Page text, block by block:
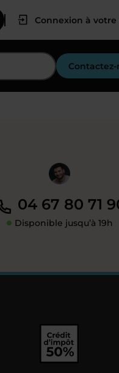
Connexion à votre
04 67 80 71
Disponible jusqu’à 19h